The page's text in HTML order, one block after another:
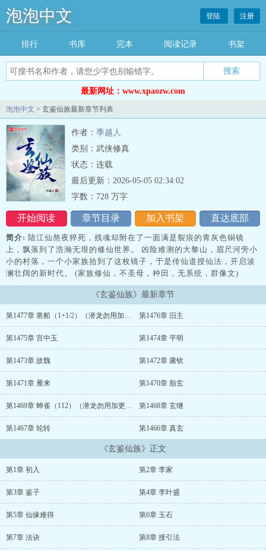
泡泡中文
搜索
登陆 注册
排行 书库 完本 阅读记录 书架
最新网址：www.xpaozw.com
泡泡中文 > 玄鉴仙族最新章节列表
作者： 季越人
类别：武侠修真
状态：连载
开始阅读 章节目录 加入书架 直达底部
最后更新：2026-05-05 02:34:02
字数：728 万字
简介: 陆江仙熬夜猝死，残魂却附在了一面满是裂痕的青灰色铜镜
上，飘落到了浩瀚无垠的修仙世界。 凶险难测的大黎山，眉尺河旁小
小的村落，一个小家族拾到了这枚镜子，于是传仙道授仙法，开启波
澜壮阔的新时代。 (家族修仙，不圣母，种田，无系统，群像文)
《玄鉴仙族》最新章节
第1477章 凿船（1+1/2）（潜龙勿用加更46/113） 第1476章 旧主
第1475章 宫中玉 第1474章 平明
第1473章 故魏 第1472章 庸钦
第1471章 雁来 第1470章 胎玄
第1469章 蝉雀（112）（潜龙勿用加更45113） 第1468章 玄继
第1467章 轮转 第1466章 真玄
《玄鉴仙族》正文
第1章 初入 第2章 李家
第3章 鉴子 第4章 李叶盛
第5章 仙缘难得 第6章 玉石
第7章 法诀 第8章 接引法